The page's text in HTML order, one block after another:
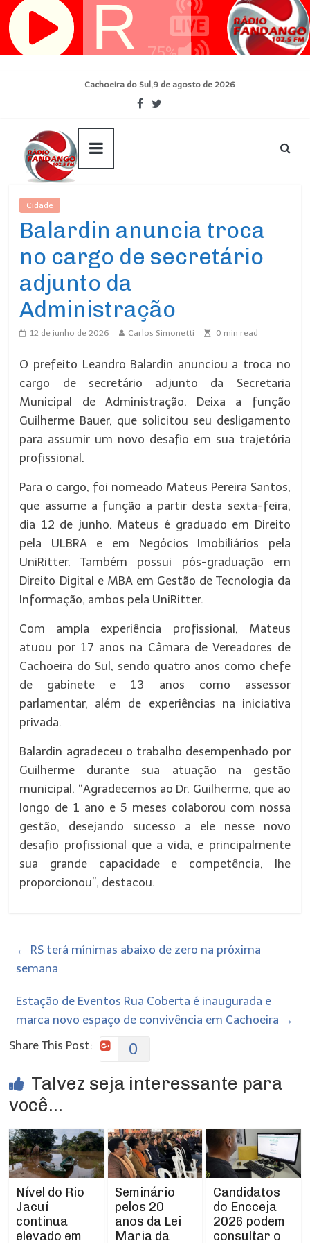
Pular
para
Cachoeira do Sul,9 de agosto de 2026
Cidade
Balardin anuncia troca
no cargo de secretário
adjunto da
Administração
12 de junho de 2026 Carlos Simonetti 0 min read
O prefeito Leandro Balardin anunciou a troca no
cargo de secretário adjunto da Secretaria
Municipal de Administração. Deixa a função
Guilherme Bauer, que solicitou seu desligamento
para assumir um novo desafio em sua trajetória
profissional.
Para o cargo, foi nomeado Mateus Pereira Santos,
que assume a função a partir desta sexta-feira,
dia 12 de junho. Mateus é graduado em Direito
pela ULBRA e em Negócios Imobiliários pela
UniRitter. Também possui pós-graduação em
Direito Digital e MBA em Gestão de Tecnologia da
Informação, ambos pela UniRitter.
Com ampla experiência profissional, Mateus
atuou por 17 anos na Câmara de Vereadores de
Cachoeira do Sul, sendo quatro anos como chefe
de gabinete e 13 anos como assessor
parlamentar, além de experiências na iniciativa
privada.
Balardin agradeceu o trabalho desempenhado por
Guilherme durante sua atuação na gestão
municipal. “Agradecemos ao Dr. Guilherme, que ao
longo de 1 ano e 5 meses colaborou com nossa
gestão, desejando sucesso a ele nesse novo
desafio profissional que a vida, e principalmente
sua grande capacidade e competência, lhe
proporcionou”, destacou.
← RS terá mínimas abaixo de zero na próxima
semana
​Estação de Eventos Rua Coberta é inaugurada e
marca novo espaço de convivência em Cachoeira →
Share This Post:
0
Talvez seja interessante para
você...
Nível do Rio
Jacuí
continua
elevado em
Seminário
pelos 20
anos da Lei
Maria da
Candidatos
do Encceja
2026 podem
consultar o